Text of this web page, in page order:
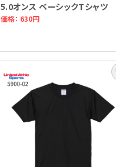
5.0オンス ベーシックTシャツ
価格： 630円